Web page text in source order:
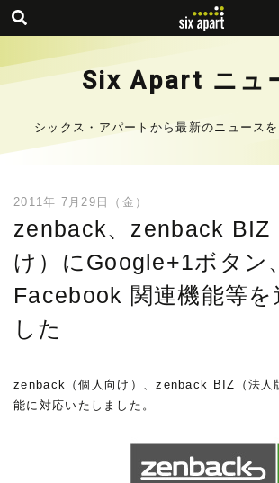
Six Apart ニュ
シックス・アパートから最新のニュース
2011年 7月29日（金）
zenback、zenback BIZ
け）にGoogle+1ボタン、
Facebook 関連機能等を
した
zenback（個人向け）、zenback BIZ（法人
能に対応いたしました。